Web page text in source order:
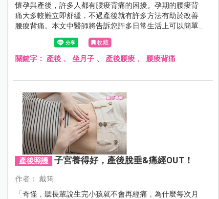
懷孕與產後，許多人都有腰痠背痛的困擾。孕期的腰痠背
痛大多較難立即舒緩，不過產後就有許多方法有助於改善
腰痠背痛。本文中醫師將告訴您許多日常生活上可以簡單
執行的妙方，讓您輕輕鬆鬆就可以擺脫腰痠背痛的困擾。
收藏
關鍵字： 產後、 坐月子、 產後腰痠、 腰痠背痛
產後照護 子宮養得好，產後脫垂&痛經OUT！
作者： 戴筠
「奇怪，聽長輩說生完小孩就不會再經痛，為什麼每次月